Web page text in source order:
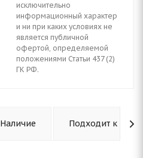
исключительно
информационный характер
и ни при каких условиях не
является публичной
офертой, определяемой
положениями Статьи 437 (2)
ГК РФ.
Наличие Подходит к авто